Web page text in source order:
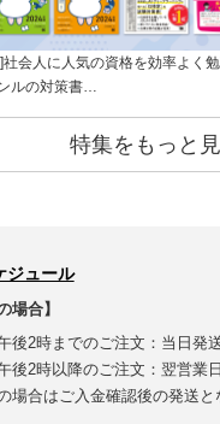
社会人に人気の資格を効率よく
ルの対策書…
特集をもっと
ジュール
場合】
後2時までのご注文：当日発
後2時以降のご注文：翌営業
場合はご入金確認後の発送と